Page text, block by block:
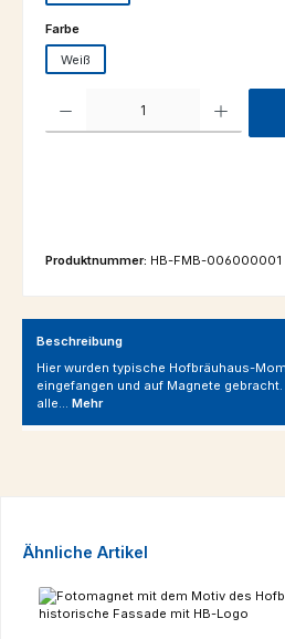
Farbeauswählen
Weiß
Produktnummer: HB-FMB-006000001
Beschreibung
Hier wurden typische Hofbräuhaus-
eingefangen und auf Magnete
alle… Mehr
Produktgalerie überspringen
Ähnliche Artikel